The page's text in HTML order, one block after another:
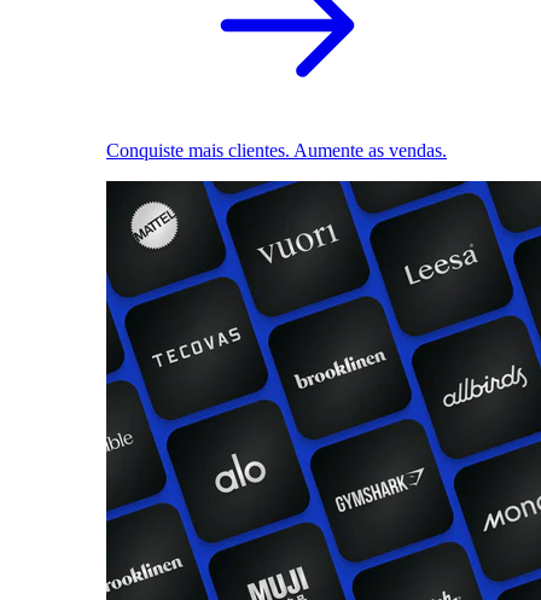
Conquiste mais clientes. Aumente as vendas.